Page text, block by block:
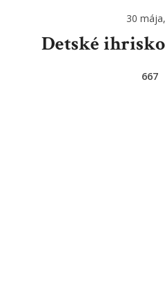
30
Detské
667